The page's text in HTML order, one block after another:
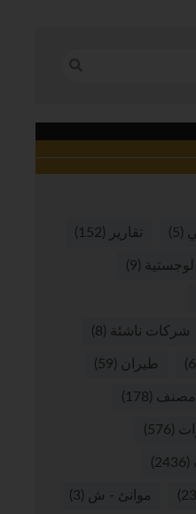
(5) تقارير (152)
(9)
شركات ناشئة (8)
طيران (59)
مصنف (178)
(576)
(2436)
موانئ - ش (3)